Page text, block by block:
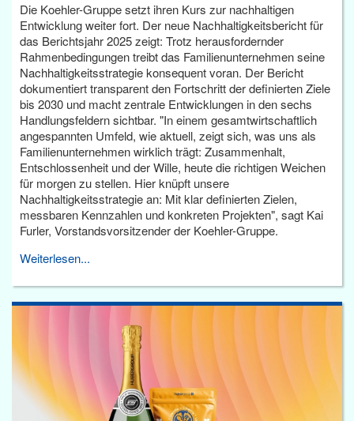
Die Koehler-Gruppe setzt ihren Kurs zur nachhaltigen
Entwicklung weiter fort. Der neue Nachhaltigkeitsbericht für
das Berichtsjahr 2025 zeigt: Trotz herausfordernder
Rahmenbedingungen treibt das Familienunternehmen seine
Nachhaltigkeitsstrategie konsequent voran. Der Bericht
dokumentiert transparent den Fortschritt der definierten Ziele
bis 2030 und macht zentrale Entwicklungen in den sechs
Handlungsfeldern sichtbar. "In einem gesamtwirtschaftlich
angespannten Umfeld, wie aktuell, zeigt sich, was uns als
Familienunternehmen wirklich trägt: Zusammenhalt,
Entschlossenheit und der Wille, heute die richtigen Weichen
für morgen zu stellen. Hier knüpft unsere
Nachhaltigkeitsstrategie an: Mit klar definierten Zielen,
messbaren Kennzahlen und konkreten Projekten", sagt Kai
Furler, Vorstandsvorsitzender der Koehler-Gruppe.
Weiterlesen...